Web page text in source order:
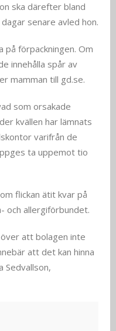
ska därefter bland
senare avled hon.
förpackningen. Om
innehålla spår av
mamman till gd.se.
som orsakade
kvällen har lämnats
varifrån de
ta uppemot tio
flickan ätit kvar på
och allergiförbundet.
att bolagen inte
att det kan hinna
Sedvallson,